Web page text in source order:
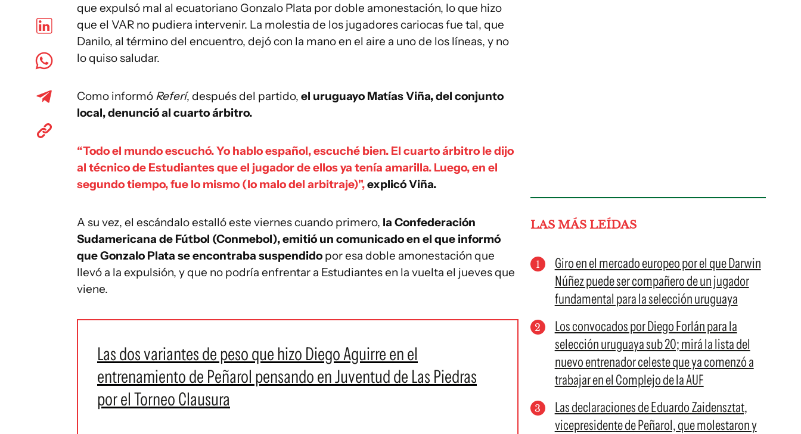
que expulsó mal al ecuatoriano Gonzalo Plata por doble amonestación, lo que hizo
que el VAR no pudiera intervenir. La molestia de los jugadores cariocas fue tal, que
Danilo, al término del encuentro, dejó con la mano en el aire a uno de los líneas, y no
lo quiso saludar.
Como informó Referí, después del partido, el uruguayo Matías Viña, del conjunto
local, denunció al cuarto árbitro.
“Todo el mundo escuchó. Yo hablo español, escuché bien. El cuarto árbitro le dijo
al técnico de Estudiantes que el jugador de ellos ya tenía amarilla. Luego, en el
segundo tiempo, fue lo mismo (lo malo del arbitraje)",explicó Viña.
A su vez, el escándalo estalló este viernes cuando primero, la Confederación
Sudamericana de Fútbol (Conmebol), emitió un comunicado en el que informó
que Gonzalo Plata se encontraba suspendido por esa doble amonestación que
llevó a la expulsión, y que no podría enfrentar a Estudiantes en la vuelta el jueves que
viene.
Las dos variantes de peso que hizo Diego Aguirre en el
entrenamiento de Peñarol pensando en Juventud de Las Piedras
por el Torneo Clausura
LAS MÁS LEÍDAS
Giro en el mercado europeo por el que Darwin
Núñez puede ser compañero de un jugador
fundamental para la selección uruguaya
Los convocados por Diego Forlán para la
selección uruguaya sub 20; mirá la lista del
nuevo entrenador celeste que ya comenzó a
trabajar en el Complejo de la AUF
Las declaraciones de Eduardo Zaidensztat,
vicepresidente de Peñarol, que molestaron y